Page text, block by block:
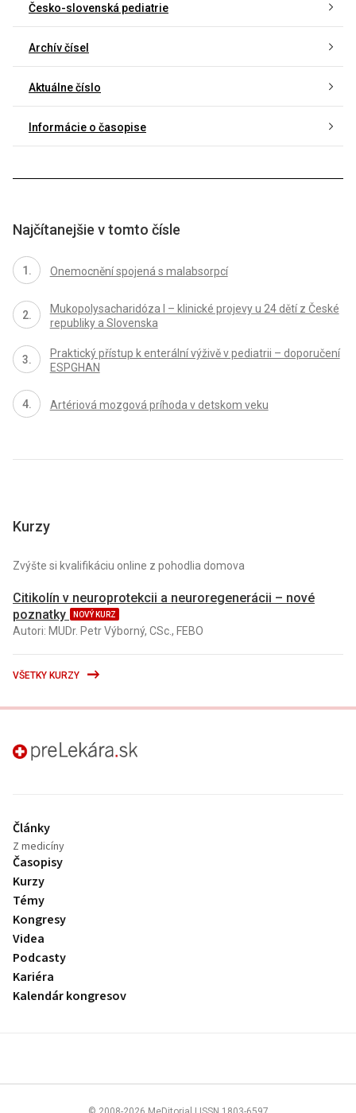
Česko-slovenská pediatrie
Archív čísel
Aktuálne číslo
Informácie o časopise
Najčítanejšie v tomto čísle
Onemocnění spojená s malabsorpcí
Mukopolysacharidóza I – klinické projevy u 24 dětí z České
republiky a Slovenska
Praktický přístup k enterální výživě v pediatrii – doporučení
ESPGHAN
Artériová mozgová príhoda v detskom veku
Kurzy
Zvýšte si kvalifikáciu online z pohodlia domova
Citikolín v neuroprotekcii a neuroregenerácii – nové
poznatky
NOVÝ KURZ
Autori: MUDr. Petr Výborný, CSc., FEBO
VŠETKY KURZY
preLekára.sk
Články
Z medicíny
Časopisy
Kurzy
Témy
Kongresy
Videa
Podcasty
Kariéra
Kalendár kongresov